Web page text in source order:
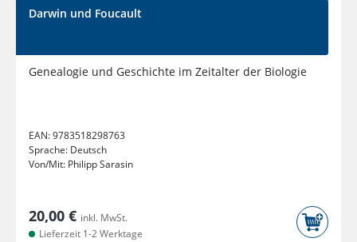
Darwin und Foucault
Genealogie und Geschichte im Zeitalter der Biologie
EAN:9783518298763
Sprache: Deutsch
Von/Mit: Philipp Sarasin
20,00 € inkl. MwSt.
Lieferzeit 1-2 Werktage